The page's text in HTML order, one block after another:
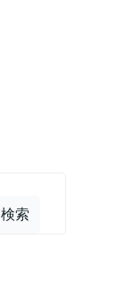
検索